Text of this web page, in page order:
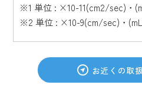
※1 単位 : ×10-11(cm2/sec)・
※2 単位 : ×10-9(cm/sec)・
お近くの取